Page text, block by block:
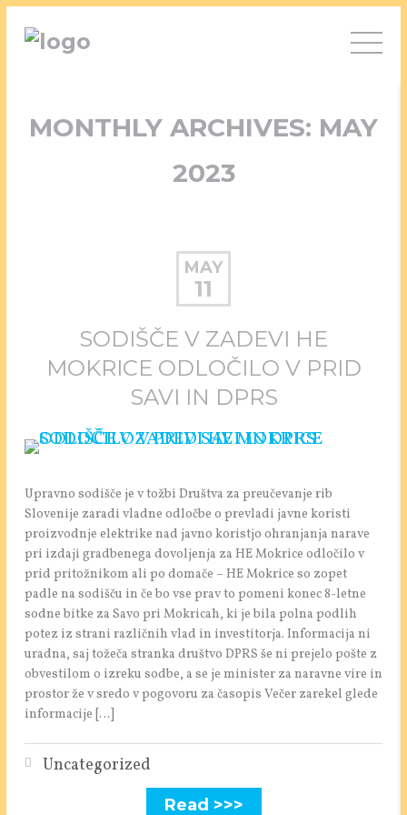
MONTHLY ARCHIVES: MAY
2023
MAY
11
SODIŠČE V ZADEVI HE
MOKRICE ODLOČILO V PRID
SAVI IN DPRS
Upravno sodišče je v tožbi Društva za preučevanje rib
Slovenije zaradi vladne odločbe o prevladi javne koristi
proizvodnje elektrike nad javno koristjo ohranjanja narave
pri izdaji gradbenega dovoljenja za HE Mokrice odločilo v
prid pritožnikom ali po domače – HE Mokrice so zopet
padle na sodišču in če bo vse prav to pomeni konec 8-letne
sodne bitke za Savo pri Mokricah, ki je bila polna podlih
potez iz strani različnih vlad in investitorja. Informacija ni
uradna, saj tožeča stranka društvo DPRS še ni prejelo pošte z
obvestilom o izreku sodbe, a se je minister za naravne vire in
prostor že v sredo v pogovoru za časopis Večer zarekel glede
informacije […]
Uncategorized
Read >>>